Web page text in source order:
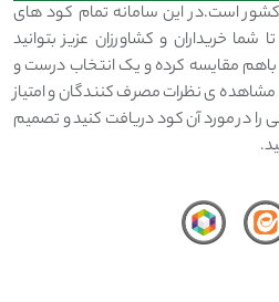
است.در این سامانه تمام کود های
خریداران و کشاورزان عزیز بتوانید
مقایسه کرده و یک انتخاب درست و
مشاهده ی نظرات مصرف کنندگان و امتیاز
را در مورد آن کود دریافت کنید و تصمیم